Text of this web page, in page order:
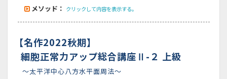
メソッド： クリックして内容を表示する。
【名作2022秋期】
細胞正常力アップ総合講座Ⅱ-２ 上級
～太平洋中心八方水平面周法～